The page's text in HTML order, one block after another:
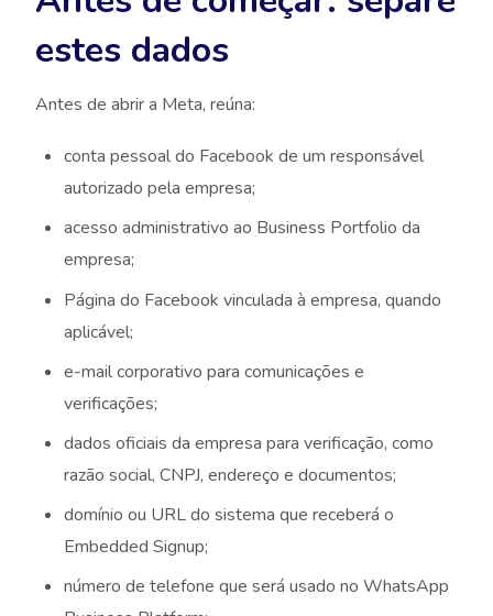
estes dados
Antes de abrir a Meta, reúna:
conta pessoal do Facebook de um responsável
autorizado pela empresa;
acesso administrativo ao Business Portfolio da
empresa;
Página do Facebook vinculada à empresa, quando
aplicável;
e-mail corporativo para comunicações e
verificações;
dados oficiais da empresa para verificação, como
razão social, CNPJ, endereço e documentos;
domínio ou URL do sistema que receberá o
Embedded Signup;
número de telefone que será usado no WhatsApp